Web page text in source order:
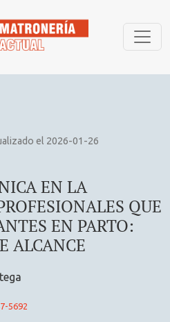
EN LA
QUE
EN PARTO:
ALCANCE
el 2026-01-26
5692